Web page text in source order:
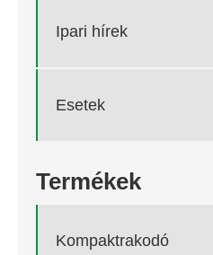
Ipari hírek
Esetek
Termékek
Kompaktrakodó